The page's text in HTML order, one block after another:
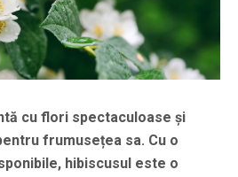
cu flori spectaculoase și
frumusețea sa. Cu o
hibiscusul este o